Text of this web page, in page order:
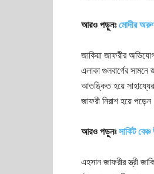
আরও পড়ুনঃমোদীর
জাকিয়া জাফরীর
এলাকা গুলবার্গের
আতঙ্কিত হয়ে
জাফরী নিরাশ হয়ে
আরও পড়ুনঃসার্কিট
এহসান জাফরীর স্ত্রী